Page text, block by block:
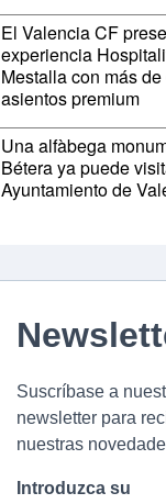
El Valencia CF
experiencia
Mestalla con más de
asientos premium
Una alfàbega
Bétera ya puede
Ayuntamiento de
Suscríbase a
newsletter para
nuestras
Introduzca su